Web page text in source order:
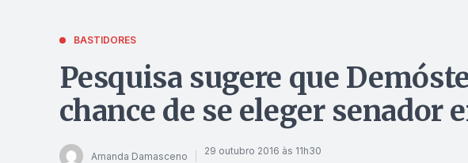
BASTIDORES
Pesquisa sugere que
chance de se eleger senador
Amanda Damasceno 29 outubro 2016 às 11h30